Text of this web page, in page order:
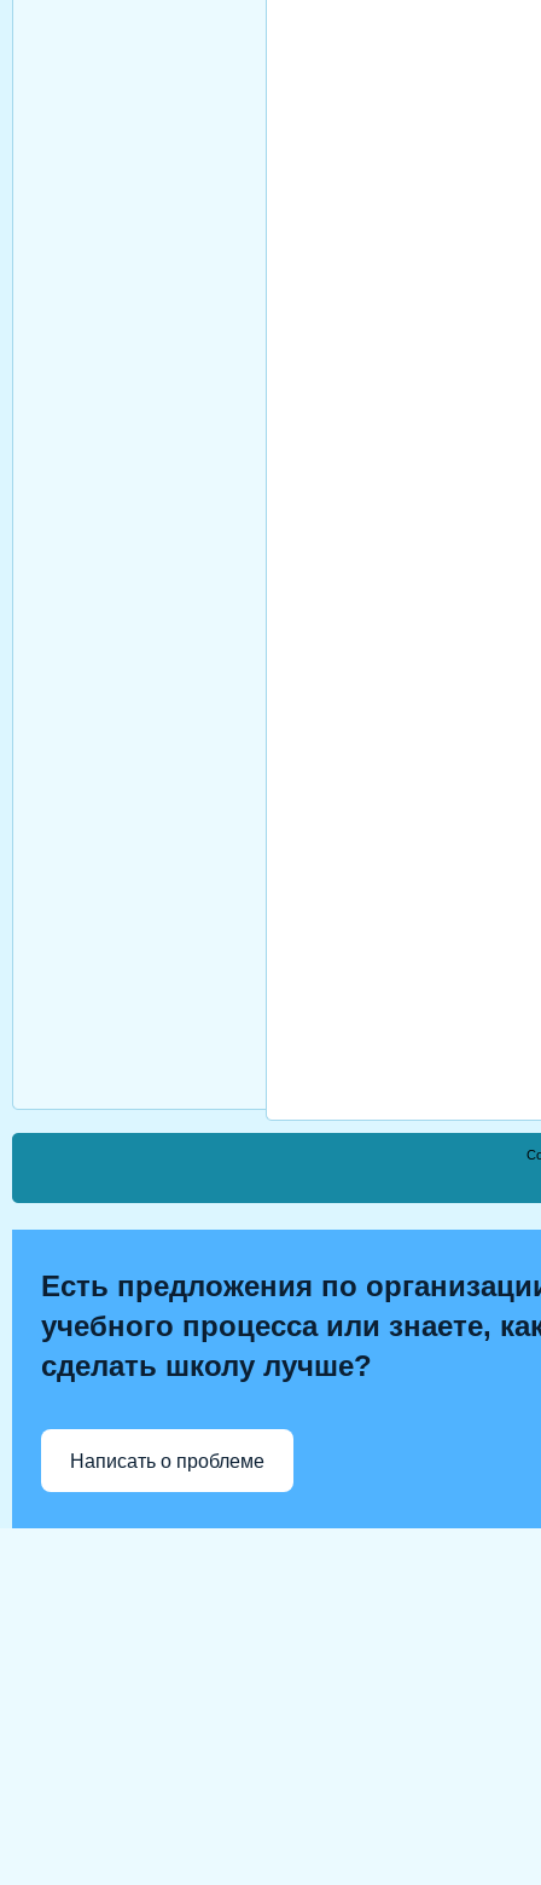
Есть предложения по
учебного процесса или знаете,
сделать школу лучше?
Написать о проблеме